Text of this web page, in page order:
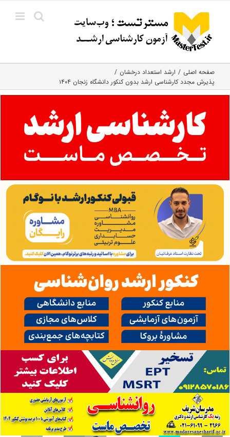
content
صفحه اصلی
ارشد استعداد درخشان
پذیرش مجدد کارشناسی ارشد بدون کنکور دانشگاه زنجان ۱۴۰۴